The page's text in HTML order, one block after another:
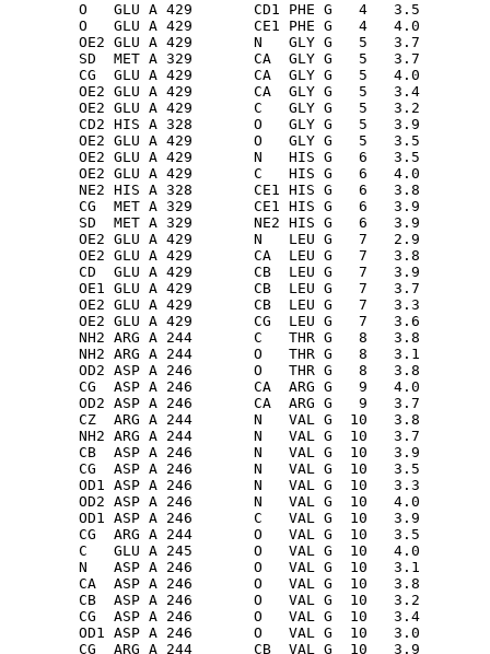
O   GLU A 429       CD1 PHE G   4   3.5
O   GLU A 429       CE1 PHE G   4   4.0
OE2 GLU A 429       N   GLY G   5   3.7
SD  MET A 329       CA  GLY G   5   3.7
CG  GLU A 429       CA  GLY G   5   4.0
OE2 GLU A 429       CA  GLY G   5   3.4
OE2 GLU A 429       C   GLY G   5   3.2
CD2 HIS A 328       O   GLY G   5   3.9
OE2 GLU A 429       O   GLY G   5   3.5
OE2 GLU A 429       N   HIS G   6   3.5
OE2 GLU A 429       C   HIS G   6   4.0
NE2 HIS A 328       CE1 HIS G   6   3.8
CG  MET A 329       CE1 HIS G   6   3.9
SD  MET A 329       NE2 HIS G   6   3.9
OE2 GLU A 429       N   LEU G   7   2.9
OE2 GLU A 429       CA  LEU G   7   3.8
CD  GLU A 429       CB  LEU G   7   3.9
OE1 GLU A 429       CB  LEU G   7   3.7
OE2 GLU A 429       CB  LEU G   7   3.3
OE2 GLU A 429       CG  LEU G   7   3.6
NH2 ARG A 244       C   THR G   8   3.8
NH2 ARG A 244       O   THR G   8   3.1
OD2 ASP A 246       O   THR G   8   3.8
CG  ASP A 246       CA  ARG G   9   4.0
OD2 ASP A 246       CA  ARG G   9   3.7
CZ  ARG A 244       N   VAL G  10   3.8
NH2 ARG A 244       N   VAL G  10   3.7
CB  ASP A 246       N   VAL G  10   3.9
CG  ASP A 246       N   VAL G  10   3.5
OD1 ASP A 246       N   VAL G  10   3.3
OD2 ASP A 246       N   VAL G  10   4.0
OD1 ASP A 246       C   VAL G  10   3.9
CG  ARG A 244       O   VAL G  10   3.5
C   GLU A 245       O   VAL G  10   4.0
N   ASP A 246       O   VAL G  10   3.1
CA  ASP A 246       O   VAL G  10   3.8
CB  ASP A 246       O   VAL G  10   3.2
CG  ASP A 246       O   VAL G  10   3.4
OD1 ASP A 246       O   VAL G  10   3.0
CG  ARG A 244       CB  VAL G  10   3.9